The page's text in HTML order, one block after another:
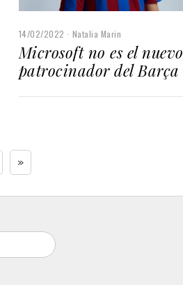
14/02/2022 Natalia Marin
Microsoft no es el nuevo
patrocinador del Barça
»